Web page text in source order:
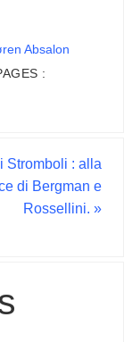
Absalon
:
Stromboli : alla
di Bergman e
Rossellini. »